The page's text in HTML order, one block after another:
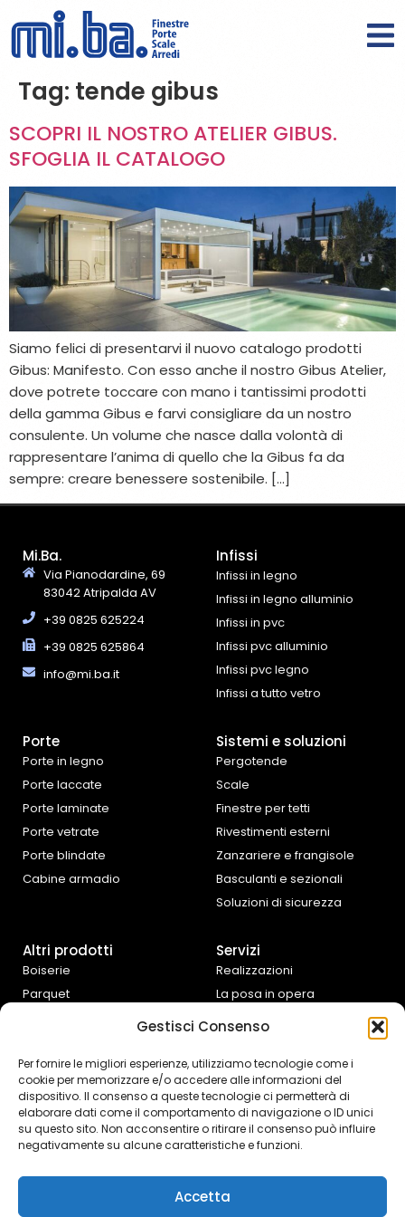
Gestisci Consenso
Per fornire le migliori esperienze, utilizziamo tecnologie come i
cookie per memorizzare e/o accedere alle informazioni del
dispositivo. Il consenso a queste tecnologie ci permetterà di
elaborare dati come il comportamento di navigazione o ID unici
su questo sito. Non acconsentire o ritirare il consenso può influire
negativamente su alcune caratteristiche e funzioni.
Accetta
Tag: tende gibus
SCOPRI IL NOSTRO ATELIER GIBUS.
SFOGLIA IL CATALOGO
Siamo felici di presentarvi il nuovo catalogo prodotti
Gibus: Manifesto. Con esso anche il nostro Gibus Atelier,
dove potrete toccare con mano i tantissimi prodotti
della gamma Gibus e farvi consigliare da un nostro
consulente. Un volume che nasce dalla volontà di
rappresentare l’anima di quello che la Gibus fa da
sempre: creare benessere sostenibile. […]
Mi.Ba.
Via Pianodardine, 69
83042 Atripalda AV
+39 0825 625224
+39 0825 625864
info@mi.ba.it
Infissi
Infissi in legno
Infissi in legno alluminio
Infissi in pvc
Infissi pvc alluminio
Infissi pvc legno
Infissi a tutto vetro
Porte
Porte in legno
Porte laccate
Porte laminate
Porte vetrate
Porte blindate
Cabine armadio
Sistemi e soluzioni
Pergotende
Scale
Finestre per tetti
Rivestimenti esterni
Zanzariere e frangisole
Basculanti e sezionali
Soluzioni di sicurezza
Altri prodotti
Boiserie
Parquet
d’arredo
Controtelai Scrigno
Servizi
Realizzazioni
La posa in opera
preventivazione
Assistenza fai da te
© 2026 Mi.Ba |